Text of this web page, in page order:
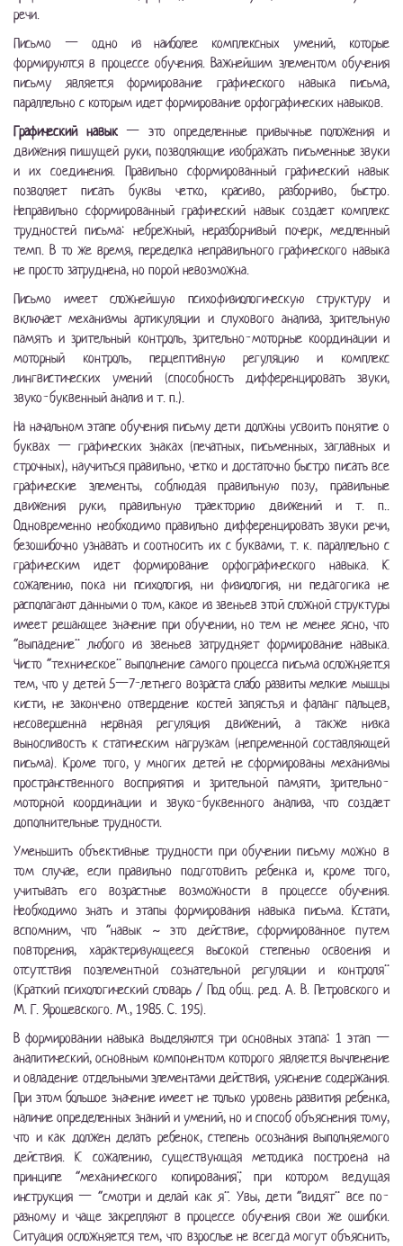
речи.
Письмо — одно из наиболее комплексных умений, которые
формируются в процессе обучения. Важнейшим элементом обучения
письму является формирование графического навыка письма,
параллельно с которым идет формирование орфографических навыков.
Графический навык— это определенные привычные положения и
движения пишущей руки, позволяющие изображать письменные звуки
и их соединения. Правильно сформированный графический навык
позволяет писать буквы четко, красиво, разборчиво, быстро.
Неправильно сформированный графический навык создает комплекс
трудностей письма: небрежный, неразборчивый почерк, медленный
темп. В то же время, переделка неправильного графического навыка
не просто затруднена, но порой невозможна.
Письмо имеет сложнейшую психофизиологическую структуру и
включает механизмы артикуляции и слухового анализа, зрительную
память и зрительный контроль, зрительно-моторные координации и
моторный контроль, перцептивную регуляцию и комплекс
лингвистических умений (способность дифференцировать звуки,
звуко-буквенный анализ и т. п.).
На начальном этапе обучения письму дети должны усвоить понятие о
буквах — графических знаках (печатных, письменных, заглавных и
строчных), научиться правильно, четко и достаточно быстро писать все
графические элементы, соблюдая правильную позу, правильные
движения руки, правильную траекторию движений и т. п..
Одновременно необходимо правильно дифференцировать звуки речи,
безошибочно узнавать и соотносить их с буквами, т. к. параллельно с
графическим идет формирование орфографического навыка. К
сожалению, пока ни психология, ни физиология, ни педагогика не
располагают данными о том, какое из звеньев этой сложной структуры
имеет решающее значение при обучении, но тем не менее ясно, что
“выпадение” любого из звеньев затрудняет формирование навыка.
Чисто “техническое” выполнение самого процесса письма осложняется
тем, что у детей 5—7-летнего возраста слабо развиты мелкие мышцы
кисти, не закончено отвердение костей запястья и фаланг пальцев,
несовершенна нервная регуляция движений, а также низка
выносливость к статическим нагрузкам (непременной составляющей
письма). Кроме того, у многих детей не сформированы механизмы
пространственного восприятия и зрительной памяти, зрительно-
моторной координации и звуко-буквенного анализа, что создает
дополнительные трудности.
Уменьшить объективные трудности при обучении письму можно в
том случае, если правильно подготовить ребенка и, кроме того,
учитывать его возрастные возможности в процессе обучения.
Необходимо знать и этапы формирования навыка письма. Кстати,
вспомним, что “навык ~ это действие, сформированное путем
повторения, характеризующееся высокой степенью освоения и
отсутствия поэлементной сознательной регуляции и контроля”
(Краткий психологический словарь / Под общ. ред. А. В. Петровского и
М. Г. Ярошевского. М., 1985. С. 195).
В формировании навыка выделяются три основных этапа: 1 этап —
аналитический, основным компонентом которого является вычленение
и овладение отдельными элементами действия, уяснение содержания.
При этом большое значение имеет не только уровень развития ребенка,
наличие определенных знаний и умений, но и способ объяснения тому,
что и как должен делать ребенок, степень осознания выполняемого
действия. К сожалению, существующая методика построена на
принципе “механического копирования”, при котором ведущая
инструкция — “смотри и делай как я”. Увы, дети “видят” все по-
разному и чаще закрепляют в процессе обучения свои же ошибки.
Ситуация осложняется тем, что взрослые не всегда могут объяснить,